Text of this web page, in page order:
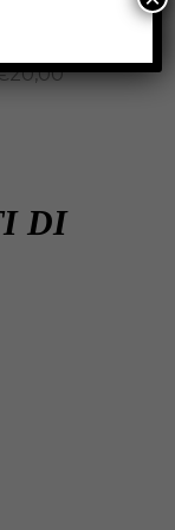
20,00
DI